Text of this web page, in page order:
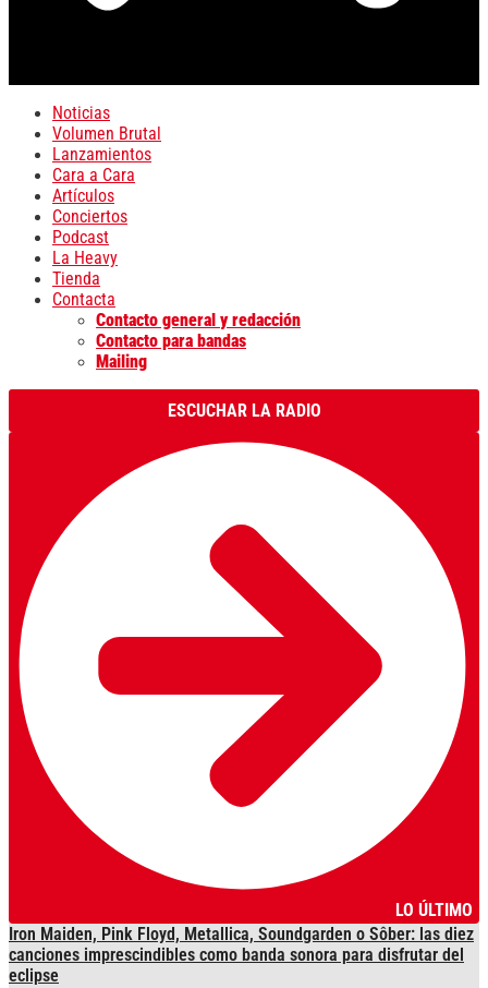
Noticias
Volumen Brutal
Lanzamientos
Cara a Cara
Artículos
Conciertos
Podcast
La Heavy
Tienda
Contacta
Contacto general y redacción
Contacto para bandas
Mailing
ESCUCHAR LA RADIO
LO ÚLTIMO
Iron Maiden, Pink Floyd, Metallica, Soundgarden o Sôber: las diez
canciones imprescindibles como banda sonora para disfrutar del
eclipse